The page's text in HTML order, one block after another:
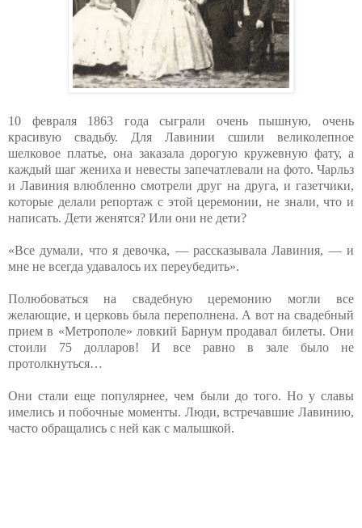
10 февраля 1863 года сыграли очень пышную, очень
красивую свадьбу. Для Лавинии сшили великолепное
шелковое платье, она заказала дорогую кружевную фату, а
каждый шаг жениха и невесты запечатлевали на фото. Чарльз
и Лавиния влюбленно смотрели друг на друга, и газетчики,
которые делали репортаж с этой церемонии, не знали, что и
написать. Дети женятся? Или они не дети?
«Все думали, что я девочка, — рассказывала Лавиния, — и
мне не всегда удавалось их переубедить».
Полюбоваться на свадебную церемонию могли все
желающие, и церковь была переполнена. А вот на свадебный
прием в «Метрополе» ловкий Барнум продавал билеты. Они
стоили 75 долларов! И все равно в зале было не
протолкнуться…
Они стали еще популярнее, чем были до того. Но у славы
имелись и побочные моменты. Люди, встречавшие Лавинию,
часто обращались с ней как с малышкой.